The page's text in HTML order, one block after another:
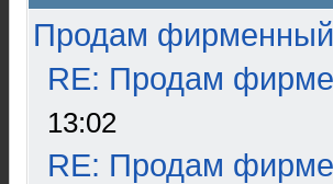
Продам
RE: Продам
13:02
RE: Продам